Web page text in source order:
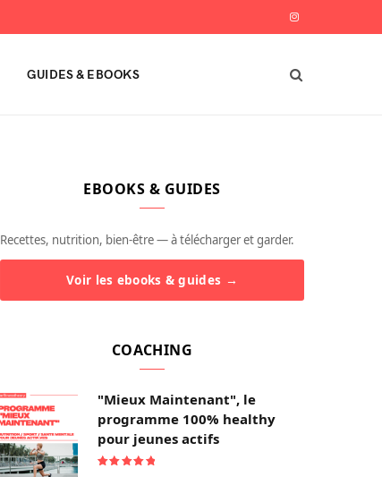
I
s
GUIDES & EBOOKS
EBOOKS & GUIDES
Recettes, nutrition, bien-être — à télécharger et garder.
Voir les ebooks & guides →
COACHING
"Mieux Maintenant", le
programme 100% healthy
pour jeunes actifs